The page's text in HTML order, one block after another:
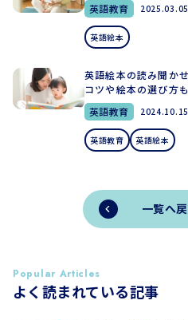
英語教育
2025.03.05
英語絵本
英語絵本の読み聞か
コツや絵本の選び方
英語教育
2024.10.15
英語教育 英語絵本
一覧へ
よく読まれている記事
Popular Articles